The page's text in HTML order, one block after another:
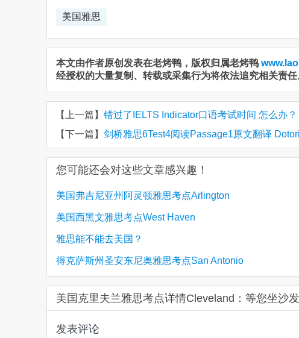
美国雅思
本文由作者原创发表在老烤鸭，版权归属老烤鸭
经授权的大量复制、转载或采集行为将依法追究相关责任
【上一篇】 错过了IELTS Indicator口语考试时间 怎么办？
【下一篇】 剑桥雅思6Test4阅读Passage1原文翻译
您可能还会对这些文章感兴趣！
美国弗吉尼亚州阿灵顿雅思考点Arlington
美国西黑文雅思考点West Haven
雅思能不能去美国？
得克萨斯州圣安东尼奥雅思考点San Antonio
美国克里夫兰雅思考点详情Cleveland：等您坐沙发
发表评论